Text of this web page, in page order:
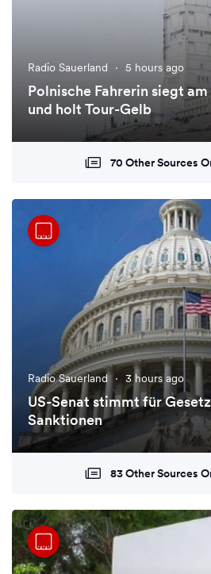
Radio Sauerland · 5 hours ago
Polnische Fahrerin siegt
und holt Tour-Gelb
70 Other Sources
Radio Sauerland · 3 hours ago
US-Senat stimmt für
Sanktionen
83 Other Sources